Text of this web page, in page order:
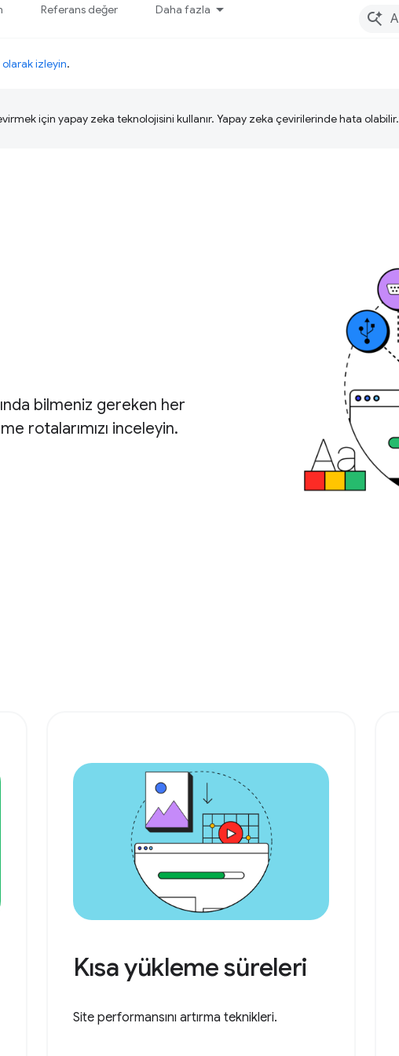
Referans değer Daha fazla
olarak izleyin.
için yapay zeka teknolojisini kullanır. Yapay zeka çevirilerinde hata olabilir.
bilmeniz gereken her
rotalarımızı inceleyin.
Kısa yükleme süreleri
Site performansını artırma teknikleri.